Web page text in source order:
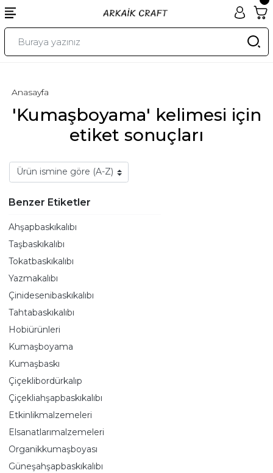
'Kumaşboyama' kelimesi için
etiket sonuçları
Anasayfa
Benzer Etiketler
Ahşapbaskıkalıbı
Taşbaskıkalıbı
Tokatbaskıkalıbı
Yazmakalıbı
Çinidesenibaskıkalıbı
Tahtabaskıkalıbı
Hobiürünleri
Kumaşboyama
Kumaşbaskı
Çiçeklibordürkalıp
Çiçekliahşapbaskıkalıbı
Etkinlikmalzemeleri
Elsanatlarımalzemeleri
Organikkumaşboyası
Güneşahşapbaskıkalıbı